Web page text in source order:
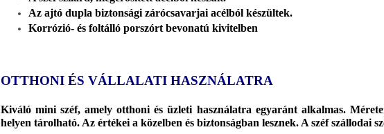
Az ajtó dupla biztonsági zárócsavarjai acélból készültek.
Korrózió- és foltálló porszórt bevonatú kivitelben
OTTHONI ÉS VÁLLALATI HASZNÁLATRA
Kiváló mini széf, amely otthoni és üzleti használatra egyaránt alkalmas.
helyen tárolható. Az értékei a közelben és biztonságban lesznek. A széf szállodai